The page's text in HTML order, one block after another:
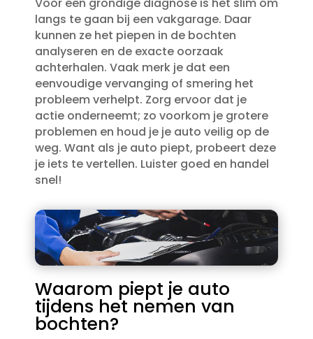
langs te gaan bij een vakgarage.​ Daar
kunnen ze het piepen in de bochten
analyseren en de exacte oorzaak
achterhalen.​ Vaak merk je dat een
eenvoudige vervanging of smering het
probleem verhelpt.​ Zorg ervoor dat je
actie onderneemt; zo voorkom je grotere
problemen en houd je je auto veilig op de
weg.​ Want als je auto piept, probeert deze
je iets te vertellen.​ Luister goed en handel
snel!
Waarom piept je auto
tijdens het nemen van
bochten?